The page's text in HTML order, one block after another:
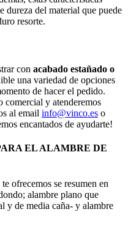
dureza del material que puede
resorte.
con acabado estañado o
una variedad de opciones
de hacer el pedido.
comercial y atenderemos
al email info@vinco.es o
encantados de ayudarte!
EL ALAMBRE DE
te ofrecemos se resumen en
alambre plano que
y de media caña- y alambre